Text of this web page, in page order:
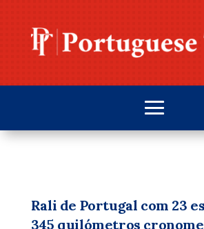
Rali de Portugal com 23
345 quilómetros